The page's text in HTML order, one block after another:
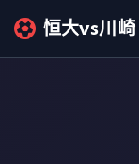
恒大vs川崎